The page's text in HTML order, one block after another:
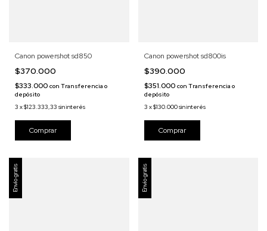
Canon powershot sd850
$370.000
$333.000 con Transferencia o
depósito
3 x$123.333,33 sin interés
Canon powershot sd800is
$390.000
$351.000 con Transferencia o
depósito
3 x$130.000sin interés
Envío gratis Envío gratis